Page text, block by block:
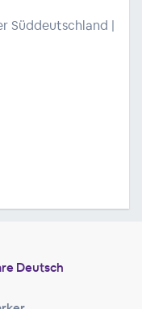
Süddeutschland |
Deutsch